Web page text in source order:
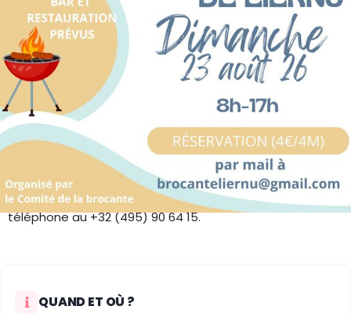
La 3e édition de la brocante de Liernu se déroule
traditionnellement dans le quartier des Baives (Rue
Basse Baive et Rue Basse du Clerc) de 8 h à 17 h. Elle
propose une ambiance conviviale avec un stand
barbecue (pains saucisses) et une petite restauration.
Les détails pratiques :
Tarifs : Emplacements de 4 mètres pour environ 4 €
(puis 1 € par mètre supplémentaire).
Contact : Par email à brocanteliernu@gmail.com
téléphone au +32 (495) 90 64 15.
QUAND ET OÙ ?